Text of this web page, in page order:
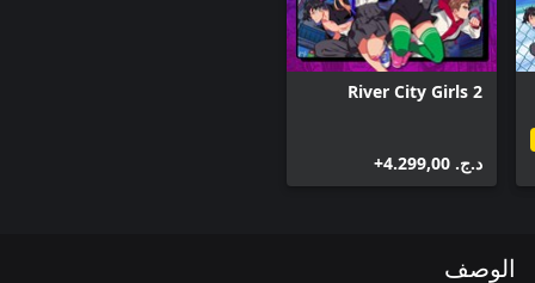
River City Girls 2
د.ج.‏ 4.299,00+
الوصف